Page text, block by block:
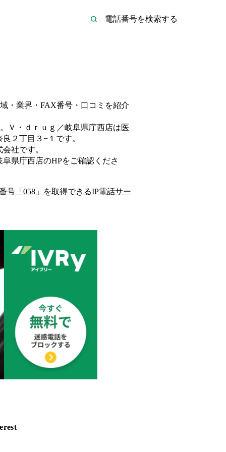
・業界・FAX番号・口コミを紹介
Ｖ・ｄｒｕｇ／岐阜県庁西店は医
２丁目３−１ です。
会社です。
阜県庁西店のHPをご確認くださ
号「 058 」を取得できるIP電話サー